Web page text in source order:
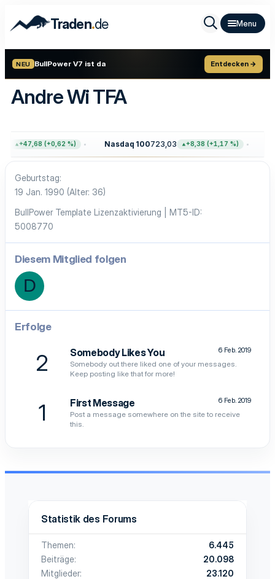
Traden.de
NEU BullPower V7 ist da Entdecken →
Andre Wi TFA
+47,68 (+0,62 %) Nasdaq 100723,03 +8,38 (+1,17 %)
Geburtstag
19 Jan. 1990 (Alter: 36)
BullPower Template Lizenzaktivierung | MT5-ID
5008770
Diesem Mitglied folgen
D
Erfolge
2 6 Feb. 2019
Somebody Likes You
Somebody out there liked one of your messages.
Keep posting like that for more!
1 6 Feb. 2019
First Message
Post a message somewhere on the site to receive
this.
Statistik des Forums
Themen
6.445
Beiträge
20.098
Mitglieder
23.120